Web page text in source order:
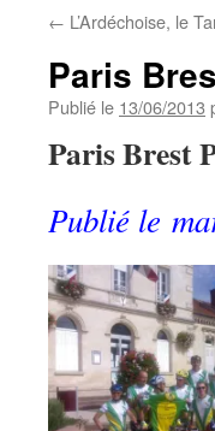
← L’Ardéchoise, le
Paris
Publié le 13/06/2013
Paris Brest
Publié le